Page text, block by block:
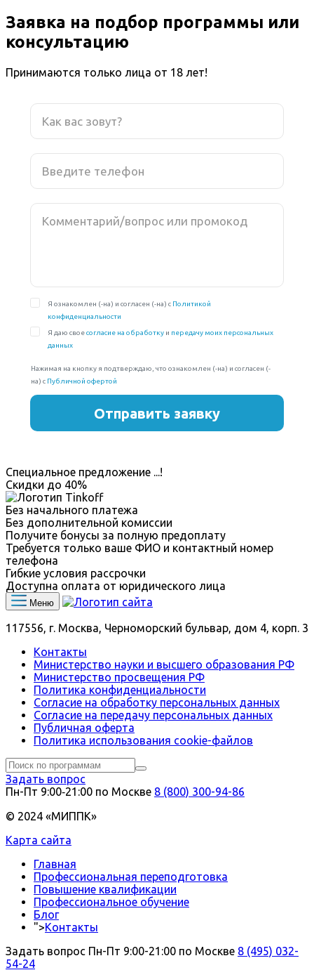
Заявка на подбор программы или
консультацию
Принимаются только лица от 18 лет!
Специальное предложение ...!
Скидки до 40%
Без начального платежа
Без дополнительной комиссии
Получите бонусы за полную предоплату
Требуется только ваше ФИО и контактный номер
телефона
Гибкие условия рассрочки
Доступна оплата от юридического лица
Меню
117556, г. Москва, Черноморский бульвар, дом 4, корп. 3
Контакты
Министерство науки и высшего образования РФ
Министерство просвещения РФ
Политика конфиденциальности
Согласие на обработку персональных данных
Согласие на передачу персональных данных
Публичная оферта
Политика использования сookie-файлов
Задать вопрос
Пн-Пт 9:00‑21:00 по Москве 8 (800) 300-94-86
© 2024 «МИППК»
Карта сайта
Главная
Профессиональная переподготовка
Повышение квалификации
Профессиональное обучение
Блог
">Контакты
Задать вопрос Пн-Пт 9:00-21:00 по Москве 8 (495) 032-
54-24